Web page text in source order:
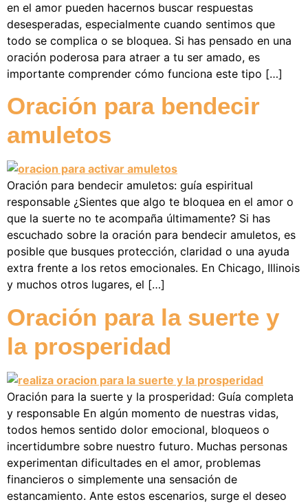
en el amor pueden hacernos buscar respuestas
desesperadas, especialmente cuando sentimos que
todo se complica o se bloquea. Si has pensado en una
oración poderosa para atraer a tu ser amado, es
importante comprender cómo funciona este tipo […]
Oración para bendecir
amuletos
Oración para bendecir amuletos: guía espiritual
responsable ¿Sientes que algo te bloquea en el amor o
que la suerte no te acompaña últimamente? Si has
escuchado sobre la oración para bendecir amuletos, es
posible que busques protección, claridad o una ayuda
extra frente a los retos emocionales. En Chicago, Illinois
y muchos otros lugares, el […]
Oración para la suerte y
la prosperidad
Oración para la suerte y la prosperidad: Guía completa
y responsable En algún momento de nuestras vidas,
todos hemos sentido dolor emocional, bloqueos o
incertidumbre sobre nuestro futuro. Muchas personas
experimentan dificultades en el amor, problemas
financieros o simplemente una sensación de
estancamiento. Ante estos escenarios, surge el deseo